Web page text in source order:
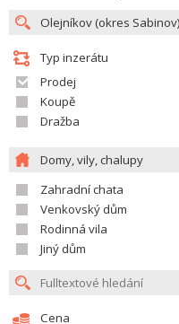
Typ inzerátu
Prodej
Koupě
Dražba
Domy, vily, chalupy
Zahradní chata
Venkovský dům
Rodinná vila
Jiný dům
Cena